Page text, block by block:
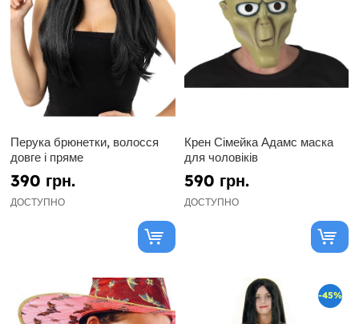
Перука брюнетки, волосся
довге і пряме
390 грн.
ДОСТУПНО
Крен Сімейка Адамс маска
для чоловіків
590 грн.
ДОСТУПНО
-45%